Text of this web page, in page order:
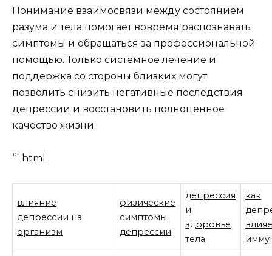
Понимание взаимосвязи между состоянием
разума и тела помогает вовремя распознавать
симптомы и обращаться за профессиональной
помощью. Только системное лечение и
поддержка со стороны близких могут
позволить снизить негативные последствия
депрессии и восстановить полноценное
качество жизни.
“`html
влияние
депрессии на
организм
физические
симптомы
депрессии
депрессия
и
здоровье
тела
как